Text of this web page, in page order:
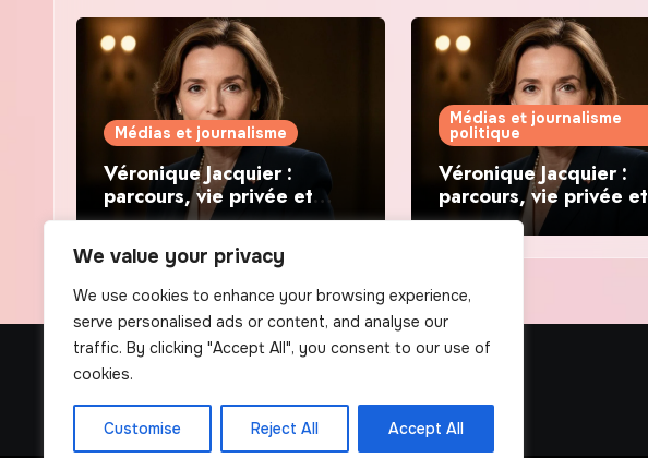
We value your privacy
We use cookies to enhance your browsing experience,
serve personalised ads or content, and analyse our
traffic. By clicking "Accept All", you consent to our use of
cookies.
Customise Reject All Accept All
Médias et journalisme
Véronique Jacquier :
parcours, vie privée et
révélations politiques
Médias et journalisme
politique
Véronique Jacquier :
parcours, vie privée et
révélations politiques
The Scribens